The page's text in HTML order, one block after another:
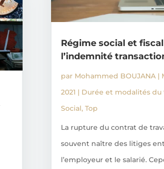
Régime social et
l’indemnité
par Mohammed BOUJANA|
2021 | Durée et modalités du
Social, Top
La rupture du contrat de
souvent naître des litiges
l’employeur et le salarié.